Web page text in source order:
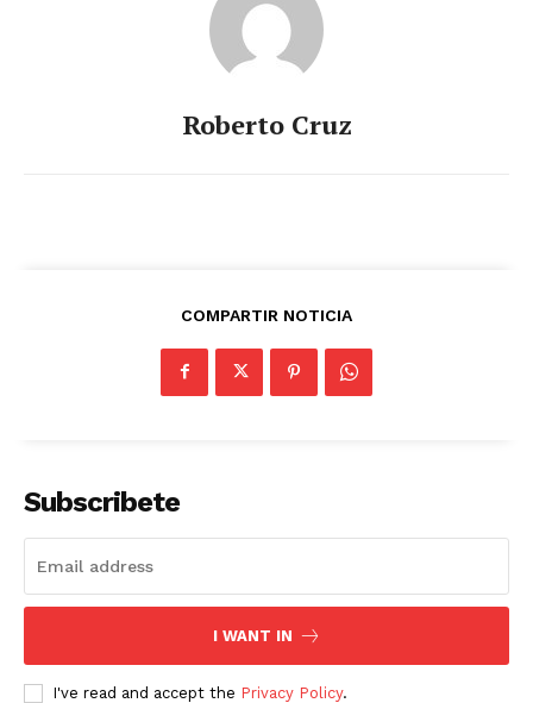
Roberto Cruz
COMPARTIR NOTICIA
Subscribete
I WANT IN
I've read and accept the Privacy Policy.